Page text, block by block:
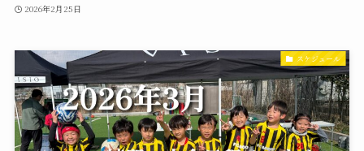
2026年2月25日
スケジュール